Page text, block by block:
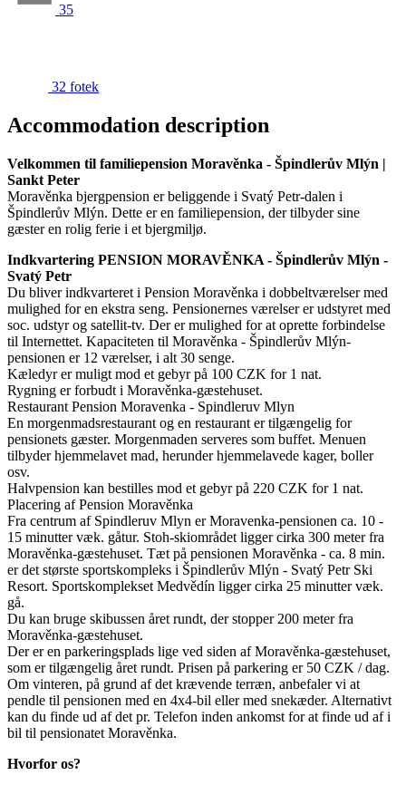
35
32 fotek
Accommodation description
Velkommen til familiepension Moravěnka - Špindlerův Mlýn |
Sankt Peter
Moravěnka bjergpension er beliggende i Svatý Petr-dalen i
Špindlerův Mlýn. Dette er en familiepension, der tilbyder sine
gæster en rolig ferie i et bjergmiljø.
Indkvartering PENSION MORAVĚNKA - Špindlerův Mlýn -
Svatý Petr
Du bliver indkvarteret i Pension Moravěnka i dobbeltværelser med
mulighed for en ekstra seng. Pensionernes værelser er udstyret med
soc. udstyr og satellit-tv. Der er mulighed for at oprette forbindelse
til Internettet. Kapaciteten til Moravěnka - Špindlerův Mlýn-
pensionen er 12 værelser, i alt 30 senge.
Kæledyr er muligt mod et gebyr på 100 CZK for 1 nat.
Rygning er forbudt i Moravěnka-gæstehuset.
Restaurant Pension Moravenka - Spindleruv Mlyn
En morgenmadsrestaurant og en restaurant er tilgængelig for
pensionets gæster. Morgenmaden serveres som buffet. Menuen
tilbyder hjemmelavet mad, herunder hjemmelavede kager, boller
osv.
Halvpension kan bestilles mod et gebyr på 220 CZK for 1 nat.
Placering af Pension Moravěnka
Fra centrum af Spindleruv Mlyn er Moravenka-pensionen ca. 10 -
15 minutter væk. gåtur. Stoh-skiområdet ligger cirka 300 meter fra
Moravěnka-gæstehuset. Tæt på pensionen Moravěnka - ca. 8 min.
er det største sportskompleks i Špindlerův Mlýn - Svatý Petr Ski
Resort. Sportskomplekset Medvědín ligger cirka 25 minutter væk.
gå.
Du kan bruge skibussen året rundt, der stopper 200 meter fra
Moravěnka-gæstehuset.
Der er en parkeringsplads lige ved siden af ​​Moravěnka-gæstehuset,
som er tilgængelig året rundt. Prisen på parkering er 50 CZK / dag.
Om vinteren, på grund af det krævende terræn, anbefaler vi at
pendle til pensionen med en 4x4-bil eller med snekæder. Alternativt
kan du finde ud af det pr. Telefon inden ankomst for at finde ud af i
bil til pensionatet Moravěnka.
Hvorfor os?